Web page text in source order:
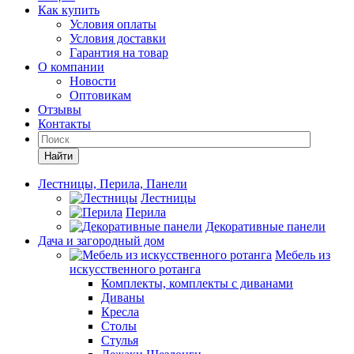
Как купить
Условия оплаты
Условия доставки
Гарантия на товар
О компании
Новости
Оптовикам
Отзывы
Контакты
Найти
Лестницы, Перила, Панели
Лестницы
Перила
Декоративные панели
Дача и загородный дом
Мебель из
искусственного ротанга
Комплекты, комплекты с диванами
Диваны
Кресла
Столы
Стулья